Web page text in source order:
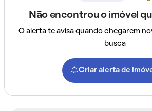
Não encontrou o imóvel
O alerta te avisa quando chegarem
busca
Criar alerta de